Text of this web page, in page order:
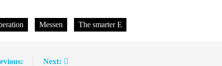
Messen The smarter E
Next: